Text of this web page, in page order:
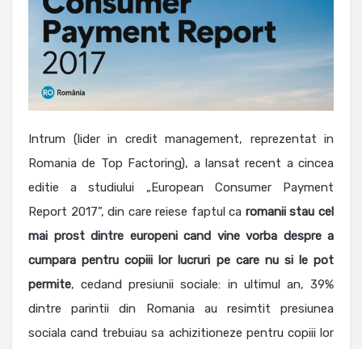
Intrum (lider in credit management, reprezentat in
Romania de Top Factoring), a lansat recent a cincea
editie a studiului „European Consumer Payment
Report 2017”, din care reiese faptul ca romanii stau cel
mai prost dintre europeni cand vine vorba despre a
cumpara pentru copiii lor lucruri pe care nu si le pot
permite, cedand presiunii sociale: in ultimul an, 39%
dintre parintii din Romania au resimtit presiunea
sociala cand trebuiau sa achizitioneze pentru copiii lor